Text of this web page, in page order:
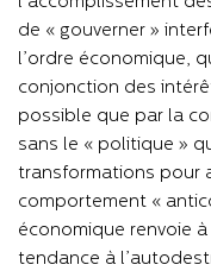
de « gouverner »
l’ordre économique,
conjonction des
possible que par la
sans le « politique »
transformations pour
comportement «
économique renvoie
tendance à